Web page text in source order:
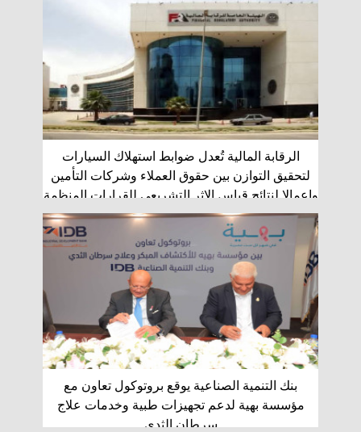
الرقابة المالية تُعدل ضوابط استهلاك السيارات
لتحقيق التوازن بين حقوق العملاء وشركات التأمين
واعمالا لنتائج قياس الاثر التشريعي للقرارات المنظمة
بنك التنمية الصناعية يوقع بروتوكول تعاون مع
مؤسسة بهية لدعم تجهيزات طبية وخدمات علاج
سرطان الثدي